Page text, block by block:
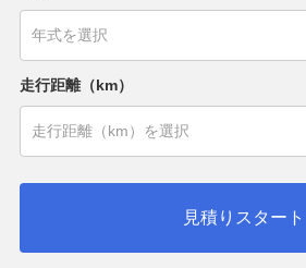
走行距離（km）
見積りスタート